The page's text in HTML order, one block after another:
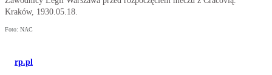
Kraków, 1930.05.18.
Foto: NAC
rp.pl